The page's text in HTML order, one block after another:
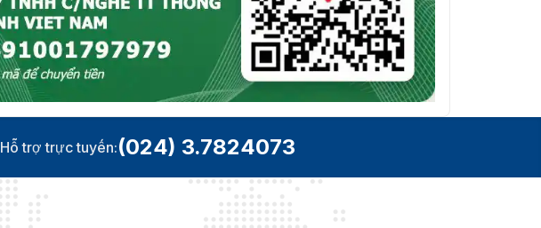
Hỗ trợ trực tuyến:(024) 3.7824073